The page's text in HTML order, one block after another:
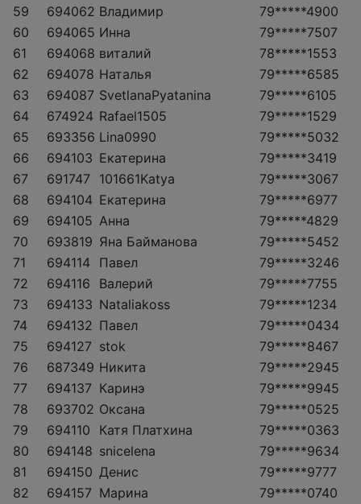
59
694062 Владимир
79*****4900
60
694065 Инна
79*****7507
61
694068 виталий
78*****1553
62
694078 Наталья
79*****6585
63
694087 SvetlanaPyatanina
79*****6105
64
674924 Rafael1505
79*****1529
65
693356 Lina0990
79*****5032
66
694103 Екатерина
79*****3419
67
691747 101661Katya
79*****3067
68
694104 Екатерина
79*****6977
69
694105 Анна
79*****4829
70
693819 Яна Байманова
79*****5452
71
694114 Павел
79*****3246
72
694116 Валерий
79*****7755
73
694133 Nataliakoss
79*****1234
74
694132 Павел
79*****0434
75
694127 stok
79*****8467
76
687349 Никита
79*****2945
77
694137 Каринэ
79*****9945
78
693702 Оксана
79*****0525
79
694110 Катя Платхина
79*****0363
80
694148 snicelena
79*****9634
81
694150 Денис
79*****9777
82
694157 Марина
79*****0740